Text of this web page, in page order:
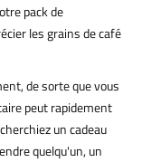
pack de
les grains de café
de sorte que vous
peut rapidement
un cadeau
quelqu'un, un